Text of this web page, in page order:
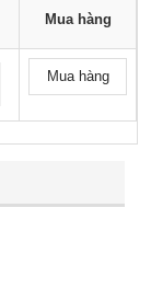
Mua hàng
Mua hàng